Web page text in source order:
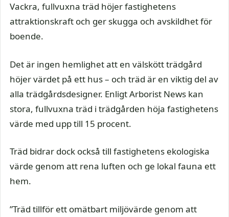
Vackra, fullvuxna träd höjer fastighetens
attraktionskraft och ger skugga och avskildhet för
boende.
Det är ingen hemlighet att en välskött trädgård
höjer värdet på ett hus – och träd är en viktig del av
alla trädgårdsdesigner. Enligt Arborist News kan
stora, fullvuxna träd i trädgården höja fastighetens
värde med upp till 15 procent.
Träd bidrar dock också till fastighetens ekologiska
värde genom att rena luften och ge lokal fauna ett
hem.
”Träd tillför ett omätbart miljövärde genom att